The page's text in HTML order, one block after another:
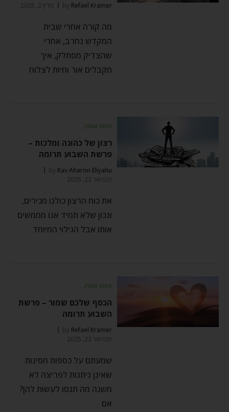
by Refael Kramer מרץ 2, 2025
מה קורה אחרי שבית
המקדש נחרב, אחרי
שהצדיק מסתלק, איך
מקבלים אור וחיות לצלוח
פשוט ועמוק
רצון של כהונה ומלכות –
פרשת השבוע תרומה
by Rav Aharon Eliyahu
פברואר 23, 2025
את כוח הרצון כולנו מכירים,
ונכון שלא תמיד אנו מממשים
אותו אבל הגילוי המיוחד
פשוט ועמוק
הכסף שלכם שמור – פרשת
השבוע תרומה
by Refael Kramer
פברואר 23, 2025
שמעתם על כספות חסינות
שאינן ניתנות לפריצה לא
משנה מה תנסו לעשות להן?
אם